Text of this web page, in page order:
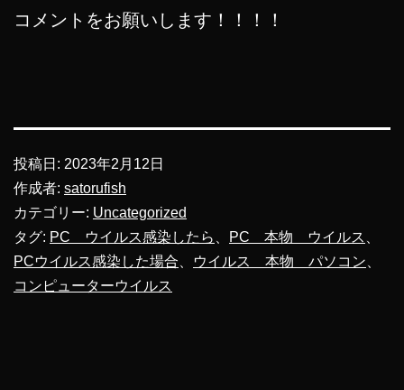
コメントをお願いします！！！！
投稿日: 2023年2月12日
作成者: satorufish
カテゴリー: Uncategorized
タグ: PC ウイルス感染したら PC 本物 ウイルス
PCウイルス感染した場合
ウイルス 本物 パソコン
コンピューターウイルス